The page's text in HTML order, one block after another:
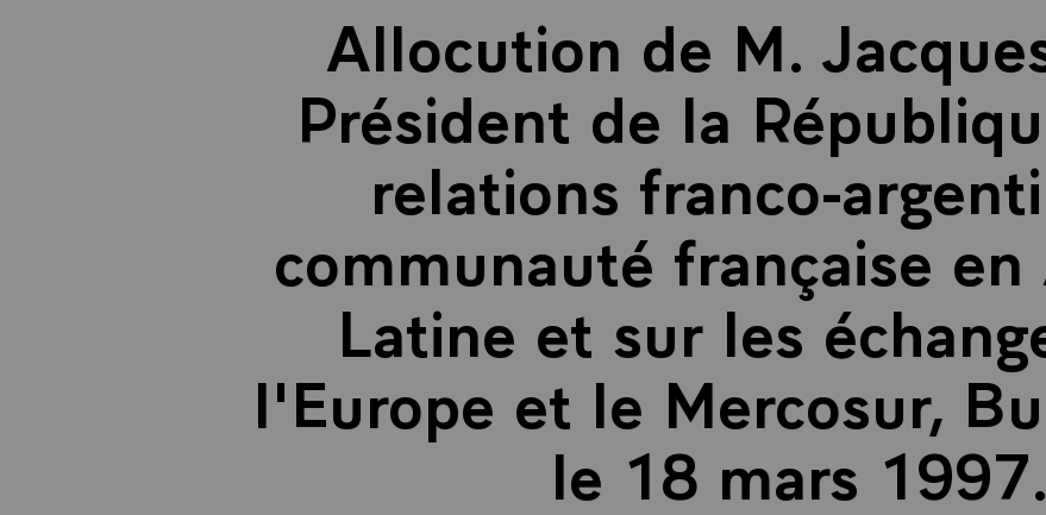
Allocution de M.
Président de la
relations franco-
communauté française
Latine et sur les
l'Europe et le Mercosur,
le 18 mars 1997.